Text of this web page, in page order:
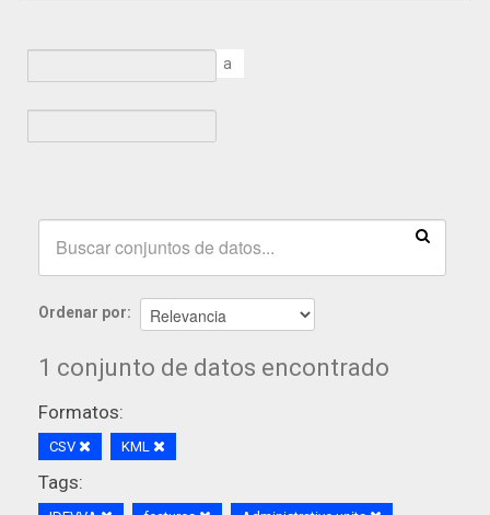
a
Ordenar por
1 conjunto de datos encontrado
Formatos:
CSV KML
Tags: